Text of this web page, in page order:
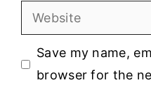
Website
Save my name,
browser for the